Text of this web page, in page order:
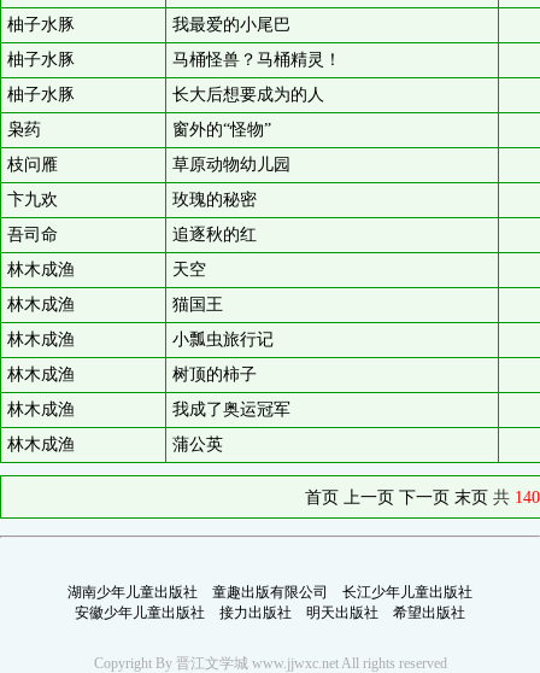
柚子水豚
我最爱的小尾巴
柚子水豚
马桶怪兽？马桶精灵！
柚子水豚
长大后想要成为的人
枭药
窗外的“怪物”
枝问雁
草原动物幼儿园
卞九欢
玫瑰的秘密
吾司命
追逐秋的红
林木成渔
天空
林木成渔
猫国王
林木成渔
小瓢虫旅行记
林木成渔
树顶的柿子
林木成渔
我成了奥运冠军
林木成渔
蒲公英
首页 上一页 下一页 末页 共 140
湖南少年儿童出版社 童趣出版有限公司
长江少年儿童出版社
安徽少年儿童出版社
接力出版社 明天出版社 希望出版社
Copyright By 晋江文学城 www.jjwxc.net All rights reserved